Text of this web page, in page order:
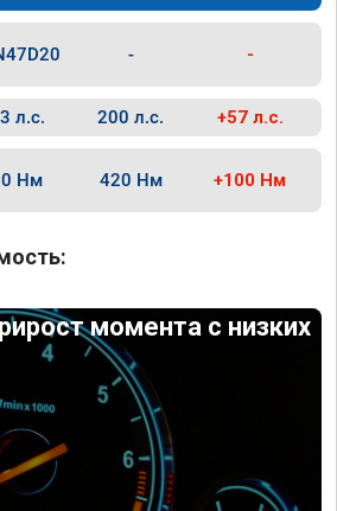
- -
л.с. 200 л.с. +57 л.с.
Нм 420 Нм +100 Нм
момента с низких